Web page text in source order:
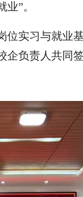
”。
实习与就业
企负责人共同